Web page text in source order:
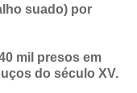
suado) por
mil presos em
do século XV.